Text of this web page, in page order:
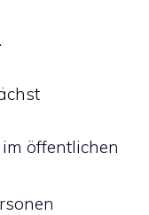
öffentlichen